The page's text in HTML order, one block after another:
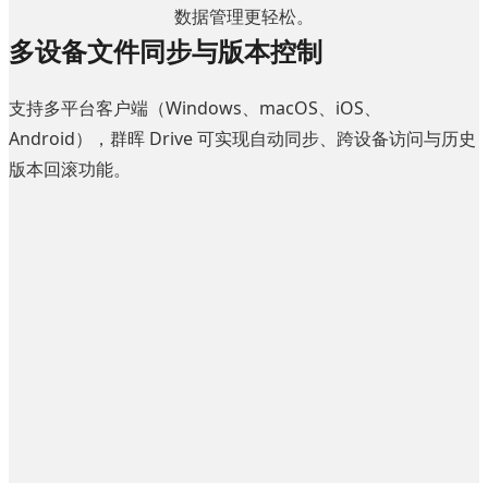
数据管理更轻松。
多设备文件同步与版本控制
支持多平台客户端（Windows、macOS、iOS、
Android），群晖 Drive 可实现自动同步、跨设备访问与历史
版本回滚功能。